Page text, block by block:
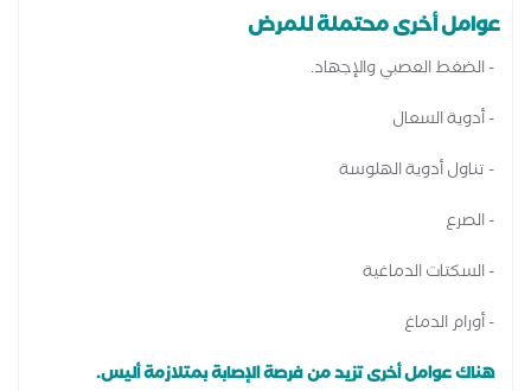
عوامل أخرى محتملة للمرض
- الضغط العصبي والإجهاد.
- أدوية السعال
- تناول أدوية الهلوسة
- الصرع
- السكتات الدماغية
- أورام الدماغ
هناك عوامل أخرى تزيد من فرصة الإصابة بمتلازمة أليس.